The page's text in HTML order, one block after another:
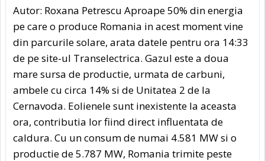
Autor: Roxana Petrescu Aproape 50% din energia
pe care o produce Romania in acest moment vine
din parcurile solare, arata datele pentru ora 14:33
de pe site-ul Transelectrica. Gazul este a doua
mare sursa de productie, urmata de carbuni,
ambele cu circa 14% si de Unitatea 2 de la
Cernavoda. Eolienele sunt inexistente la aceasta
ora, contributia lor fiind direct influentata de
caldura. Cu un consum de numai 4.581 MW si o
productie de 5.787 MW, Romania trimite peste